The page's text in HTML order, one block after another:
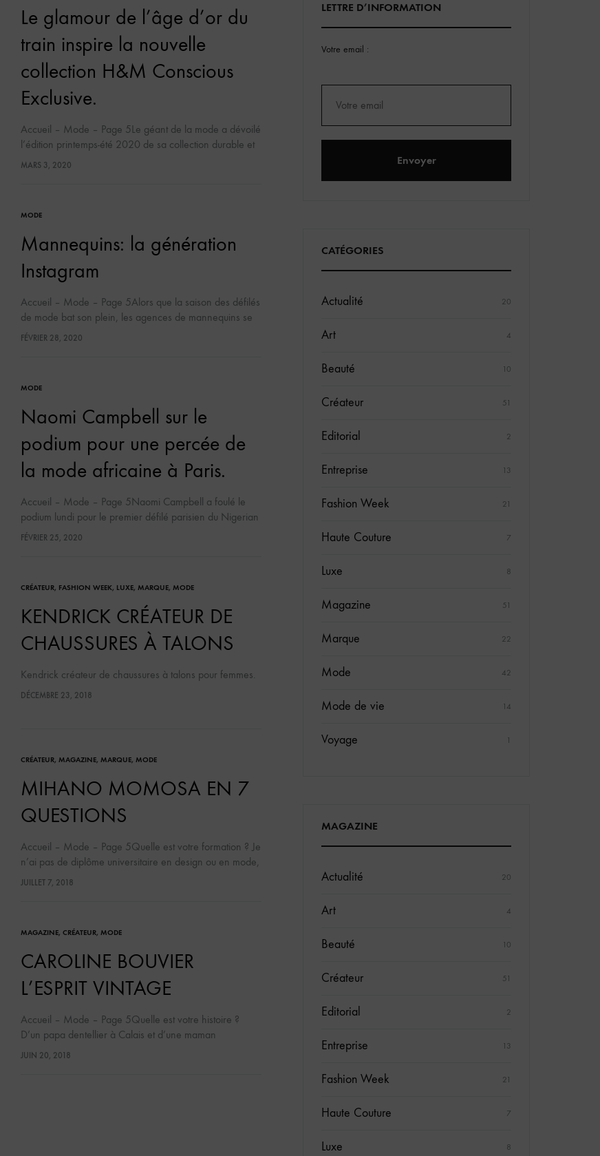
Le glamour de l’âge d’or du
train inspire la nouvelle
collection H&M Conscious
Exclusive.
Accueil – Mode – Page 5Le géant de la mode a dévoilé
l’édition printemps-été 2020 de sa collection durable et
les looks de cette saison s’inspirent du Train Bleu,
MARS 3, 2020
MODE
Mannequins: la génération
Instagram
Accueil – Mode – Page 5Alors que la saison des défilés
de mode bat son plein, les agences de mannequins se
tournent de plus en plus vers les réseaux sociaux,…
FÉVRIER 28, 2020
MODE
Naomi Campbell sur le
podium pour une percée de
la mode africaine à Paris.
Accueil – Mode – Page 5Naomi Campbell a foulé le
podium lundi pour le premier défilé parisien du Nigerian
Kenneth Ize, à l’ouverture de la semaine du prêt-à-porter
FÉVRIER 25, 2020
CRÉATEUR, FASHION WEEK, LUXE, MARQUE, MODE
KENDRICK CRÉATEUR DE
CHAUSSURES À TALONS
Kendrick créateur de chaussures à talons pour femmes.
DÉCEMBRE 23, 2018
CRÉATEUR, MAGAZINE, MARQUE, MODE
MIHANO MOMOSA EN 7
QUESTIONS
Accueil – Mode – Page 5Quelle est votre formation ? Je
n’ai pas de diplôme universitaire en design ou en mode,
j’ai acquis mes connaissances en travaillant comme
JUILLET 7, 2018
MAGAZINE, CRÉATEUR, MODE
CAROLINE BOUVIER
L’ESPRIT VINTAGE
Accueil – Mode – Page 5Quelle est votre histoire ?
D’un papa dentellier à Calais et d’une maman
professeur de gymnastique, j’ai toujours baigné dans un
JUIN 20, 2018
LETTRE D’INFORMATION
Votre email :
CATÉGORIES
Actualité 20
Art 4
Beauté 10
Créateur 51
Editorial 2
Entreprise 13
Fashion Week 21
Haute Couture 7
Luxe 8
Magazine 51
Marque 22
Mode 42
Mode de vie 14
Voyage 1
MAGAZINE
Actualité 20
Art 4
Beauté 10
Créateur 51
Editorial 2
Entreprise 13
Fashion Week 21
Haute Couture 7
Luxe 8